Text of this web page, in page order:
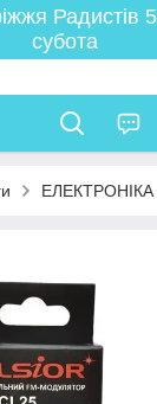
Радистів
субота
ЕЛЕКТРОНІКА